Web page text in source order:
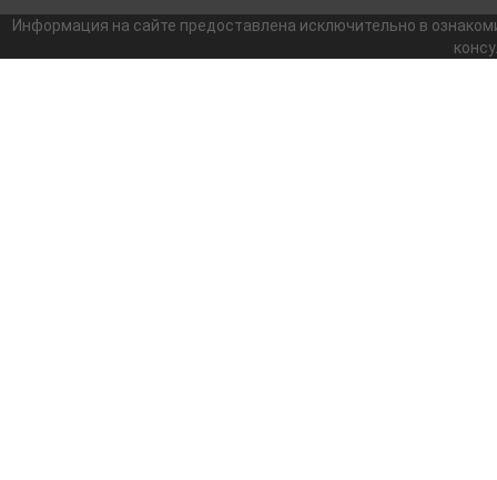
Информация на сайте предоставлена исключительно в